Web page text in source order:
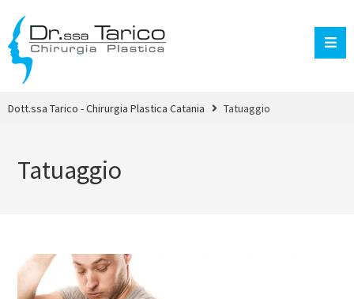
Dott.ssa Tarico - Chirurgia Plastica Catania Tatuaggio
Tatuaggio